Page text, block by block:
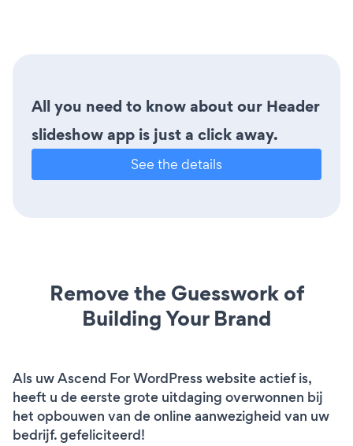
All you need to know about our Header
slideshow app is just a click away.
See the details
Remove the Guesswork of
Building Your Brand
Als uw Ascend For WordPress website actief is,
heeft u de eerste grote uitdaging overwonnen bij
het opbouwen van de online aanwezigheid van uw
bedrijf. gefeliciteerd!